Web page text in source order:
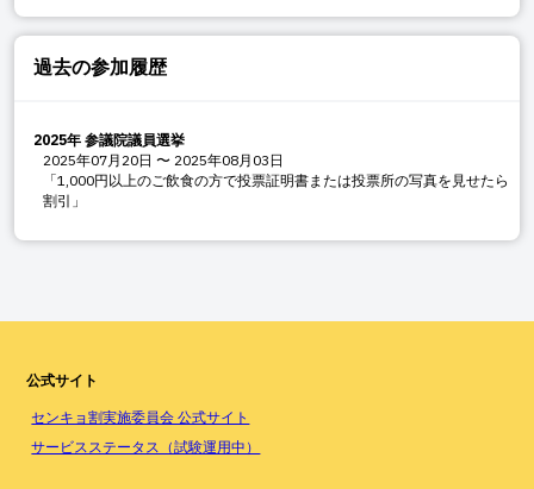
過去の参加履歴
2025年 参議院議員選挙
2025年07月20日 〜 2025年08月03日
「1,000円以上のご飲食の方で投票証明書または投票所の写真を見せたら
割引」
公式サイト
センキョ割実施委員会 公式サイト
サービスステータス（試験運用中）